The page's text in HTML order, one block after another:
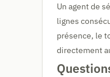
Un agent de
lignes
présence, le
directement